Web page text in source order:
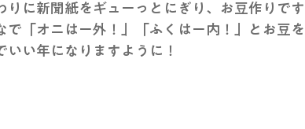
りに新聞紙をギューっとにぎり、お豆作りで
で「オニはー外！」「ふくはー内！」とお豆を
いい年になりますように！